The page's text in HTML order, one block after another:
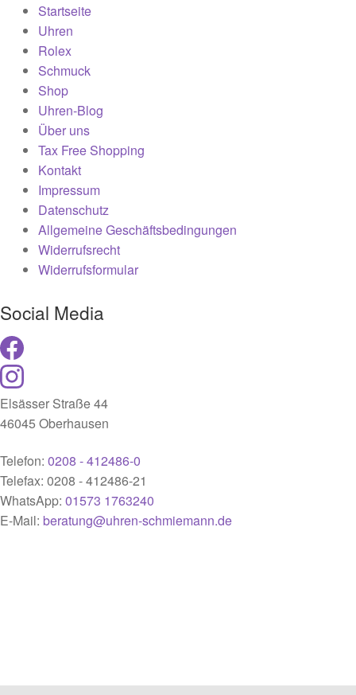
Startseite
Uhren
Rolex
Schmuck
Shop
Uhren-Blog
Über uns
Tax Free Shopping
Kontakt
Impressum
Datenschutz
Allgemeine Geschäftsbedingungen
Widerrufsrecht
Widerrufsformular
Social Media
Elsässer Straße 44
46045 Oberhausen
Telefon: 0208 - 412486-0
Telefax: 0208 - 412486-21
WhatsApp: 01573 1763240
E-Mail: beratung@uhren-schmiemann.de